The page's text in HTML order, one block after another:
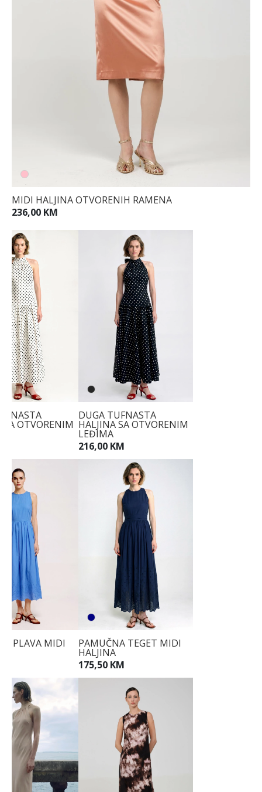
MIDI HALJINA OTVORENIH RAMENA
236,00 KM
SA OTVORENIM
DUGA TUFNASTA
HALJINA SA OTVORENIM
LEĐIMA
216,00 KM
PLAVA MIDI PAMUČNA TEGET MIDI
HALJINA
175,50 KM